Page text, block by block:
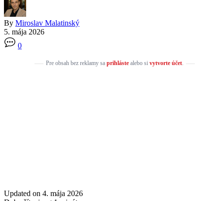
By Miroslav Malatinský
5. mája 2026
0
Pre obsah bez reklamy sa prihlástealebo si vytvorte účet.
Updated on 4. mája 2026